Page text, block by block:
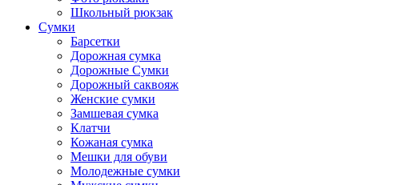
Школьный рюкзак
Сумки
Барсетки
Дорожная сумка
Дорожные Сумки
Дорожный саквояж
Женские сумки
Замшевая сумка
Клатчи
Кожаная сумка
Мешки для обуви
Молодежные сумки